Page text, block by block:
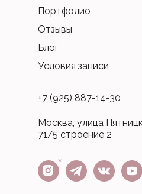
Москва, улица
71/5 строение 2
Условия записи
Блог
Отзывы
Портфолио
+7 (925) 887-14-30
*